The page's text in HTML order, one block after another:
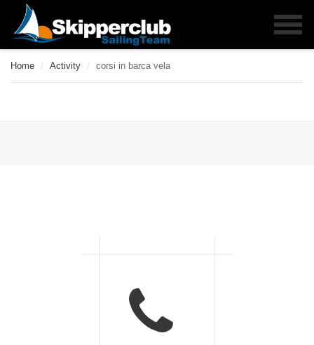
Home / Activity / corsi in barca vela